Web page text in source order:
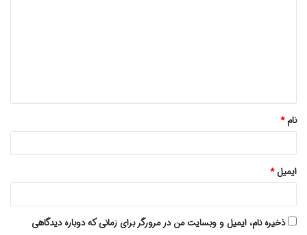
*
نام*
ایمیل*
ذخیره نام، ایمیل و وبسایت من در مرورگر برای زمانی که دوباره دیدگاهی